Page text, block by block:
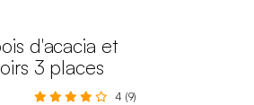
d'acacia et
3 places
4 (9)